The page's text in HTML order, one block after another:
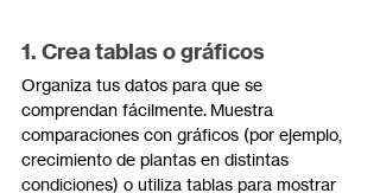
1. Crea tablas o gráficos
Organiza tus datos para que se
comprendan fácilmente. Muestra
comparaciones con gráficos (por ejemplo,
crecimiento de plantas en distintas
condiciones) o utiliza tablas para mostrar